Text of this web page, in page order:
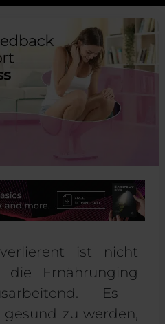
t ist nicht
die Ernährunging
Es
zu werden,